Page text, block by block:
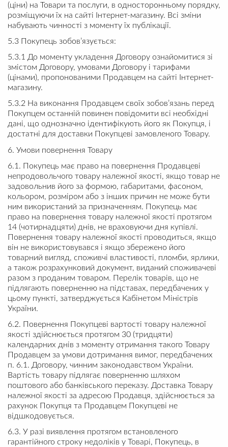
(ціни) на Товари та послуги, в односторонньому порядку,
розміщуючи їх на сайті Інтернет-магазину. Всі зміни
набувають чинності з моменту їх публікації.
5.3 Покупець зобов’язується:
5.3.1 До моменту укладення Договору ознайомитися зі
змістом Договору, умовами Договору і тарифами
(цінами), пропонованими Продавцем на сайті Інтернет-
магазину.
5.3.2 На виконання Продавцем своїх зобов’язань перед
Покупцем останній повинен повідомити всі необхідні
дані, що однозначно ідентифікують його як Покупця, і
достатні для доставки Покупцеві замовленого Товару.
6. Умови повернення Товару
6.1. Покупець має право на повернення Продавцеві
непродовольчого товару належної якості, якщо товар не
задовольнив його за формою, габаритами, фасоном,
кольором, розміром або з інших причин не може бути
ним використаний за призначенням. Покупець має
право на повернення товару належної якості протягом
14 (чотирнадцяти) днів, не враховуючи дня купівлі.
Повернення товару належної якості проводиться, якщо
він не використовувався і якщо збережено його
товарний вигляд, споживчі властивості, пломби, ярлики,
а також розрахунковий документ, виданий споживачеві
разом з проданим товаром. Перелік товарів, що не
підлягають поверненню на підставах, передбачених у
цьому пункті, затверджується Кабінетом Міністрів
України.
6.2. Повернення Покупцеві вартості товару належної
якості здійснюється протягом 30 (тридцяти)
календарних днів з моменту отримання такого Товару
Продавцем за умови дотримання вимог, передбачених
п. 6.1. Договору, чинним законодавством України.
Вартість товару підлягає поверненню шляхом
поштового або банківського переказу. Доставка Товару
належної якості за адресою Продавця, здійснюється за
рахунок Покупця та Продавцем Покупцеві не
відшкодовується.
6.3. У разі виявлення протягом встановленого
гарантійного строку недоліків у Товарі, Покупець, в